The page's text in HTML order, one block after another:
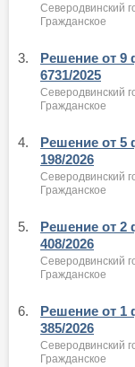
Северодвинский
Гражданское
3.
Решение от 9
6731/2025
Северодвинский
Гражданское
4.
Решение от 5
198/2026
Северодвинский
Гражданское
5.
Решение от 2
408/2026
Северодвинский
Гражданское
6.
Решение от 1
385/2026
Северодвинский
Гражданское